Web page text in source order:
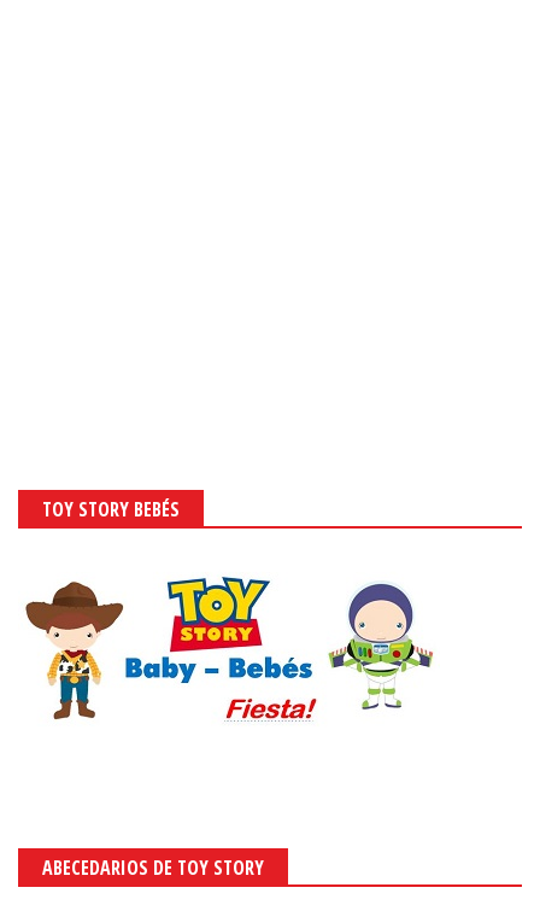
TOY STORY BEBÉS
ABECEDARIOS DE TOY STORY